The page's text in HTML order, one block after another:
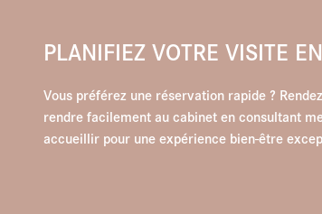
PLANIFIEZ VOTRE VISITE
Vous préférez une réservation rapide ?
rendre facilement au cabinet en consultant
accueillir pour une expérience bien-être